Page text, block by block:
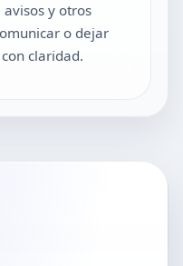
y otros
o dejar
claridad.